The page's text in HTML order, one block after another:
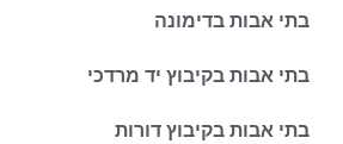
בתי אבות בדימונה
בתי אבות בקיבוץ יד מרדכי
בתי אבות בקיבוץ דורות